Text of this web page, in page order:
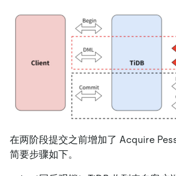
在两阶段提交之前增加了 Acquire
简要步骤如下。